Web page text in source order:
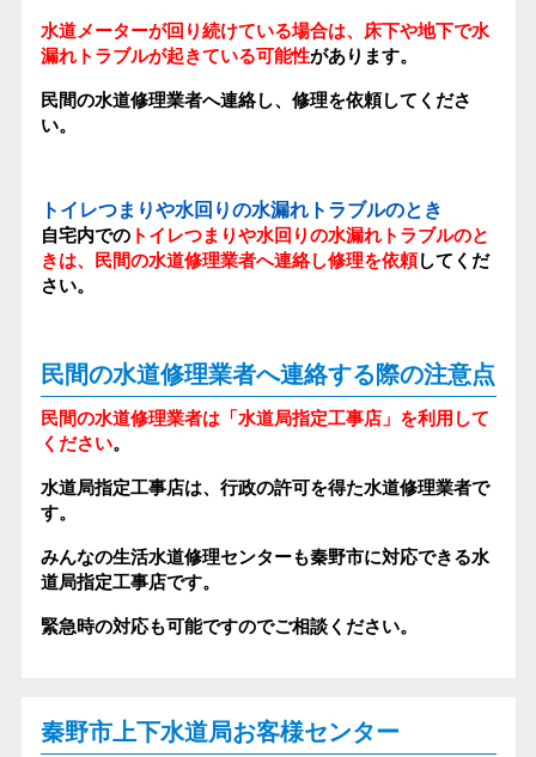
水道メーターが回り続けている場合は、床下や地下で水
漏れトラブルが起きている可能性があります。
民間の水道修理業者へ連絡し、修理を依頼してくださ
い。
トイレつまりや水回りの水漏れトラブルのとき
自宅内でのトイレつまりや水回りの水漏れトラブルのと
きは、民間の水道修理業者へ連絡し修理を依頼してくだ
さい。
民間の水道修理業者へ連絡する際の注意点
民間の水道修理業者は「水道局指定工事店」を利用して
ください。
水道局指定工事店は、行政の許可を得た水道修理業者で
す。
みんなの生活水道修理センターも秦野市に対応できる水
道局指定工事店です。
緊急時の対応も可能ですのでご相談ください。
秦野市上下水道局お客様センター